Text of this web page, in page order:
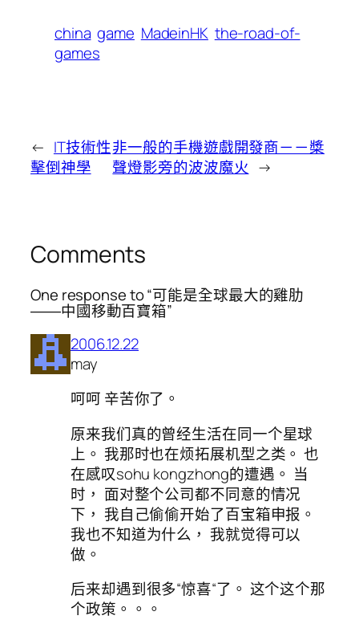
china game MadeinHK the-road-of-
games
← IT技術性
擊倒神學
非一般的手機遊戲開發商－－槳
聲燈影旁的波波魔火 →
Comments
One response to “可能是全球最大的雞肋
――中國移動百寶箱”
2006.12.22
may
呵呵 辛苦你了。
原来我们真的曾经生活在同一个星球
上。 我那时也在烦拓展机型之类。 也
在感叹sohu kongzhong的遭遇。 当
时， 面对整个公司都不同意的情况
下， 我自己偷偷开始了百宝箱申报。
我也不知道为什么， 我就觉得可以
做。
后来却遇到很多“惊喜“了。 这个这个那
个政策。。。